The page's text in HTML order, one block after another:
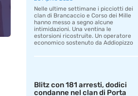
Nelle ultime settimane i picciotti dei
clan di Brancaccio e Corso dei Mille
hanno messo a segno alcune
intimidazioni. Una ventina le
estorsioni ricostruite. Un operatore
economico sostenuto da Addiopizzo
Blitz con 181 arresti, dodici
condanne nel clan di Porta